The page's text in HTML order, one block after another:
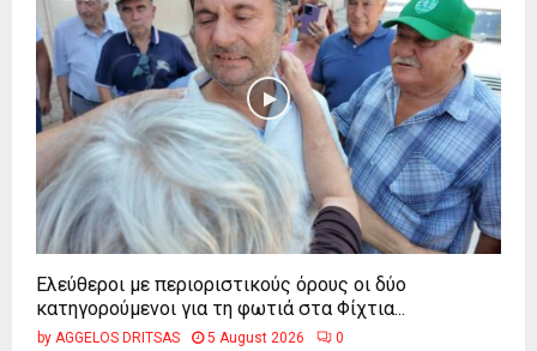
Ελεύθεροι με περιοριστικούς όρους οι δύο
κατηγορούμενοι για τη φωτιά στα Φίχτια...
by AGGELOS DRITSAS 5 August 2026 0